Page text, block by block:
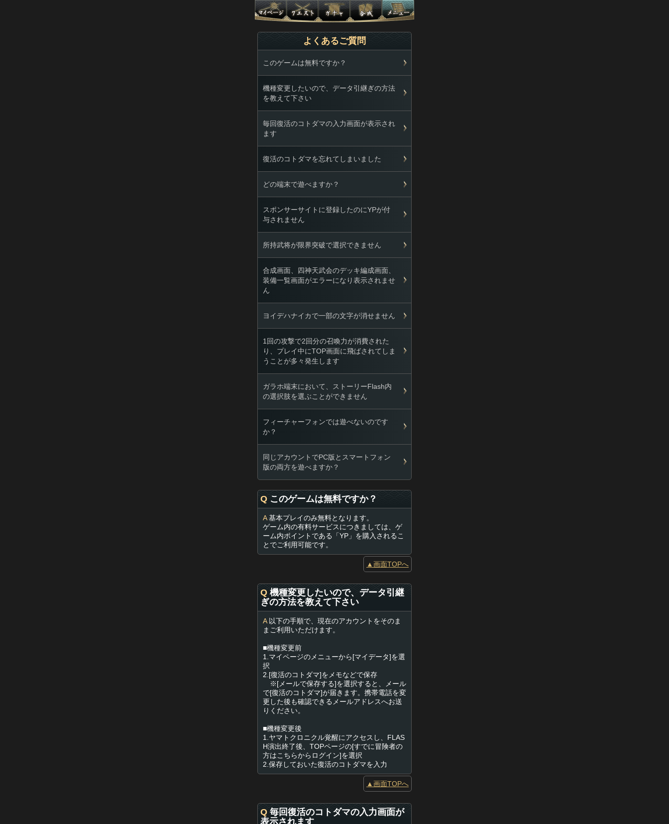
よくあるご質問
このゲームは無料ですか？
機種変更したいので、データ引継ぎの方法
を教えて下さい
毎回復活のコトダマの入力画面が表示され
ます
復活のコトダマを忘れてしまいました
どの端末で遊べますか？
スポンサーサイトに登録したのにYPが付
与されません
所持武将が限界突破で選択できません
合成画面、四神天武会のデッキ編成画面、
装備一覧画面がエラーになり表示されませ
ん
ヨイデハナイカで一部の文字が消せません
1回の攻撃で2回分の召喚力が消費された
り、プレイ中にTOP画面に飛ばされてしま
うことが多々発生します
ガラホ端末において、ストーリーFlash内
の選択肢を選ぶことができません
フィーチャーフォンでは遊べないのです
か？
同じアカウントでPC版とスマートフォン
版の両方を遊べますか？
Q このゲームは無料ですか？
A基本プレイのみ無料となります。
ゲーム内の有料サービスにつきましては、ゲ
ーム内ポイントである「YP」を購入されるこ
とでご利用可能です。
▲画面TOPへ
Q 機種変更したいので、データ引継
ぎの方法を教えて下さい
A以下の手順で、現在のアカウントをそのま
まご利用いただけます。
■機種変更前
1.マイページのメニューから[マイデータ]を選
択
2.[復活のコトダマ]をメモなどで保存
※[メールで保存する]を選択すると、メール
で[復活のコトダマ]が届きます。携帯電話を変
更した後も確認できるメールアドレスへお送
りください。
■機種変更後
1.ヤマトクロニクル覚醒にアクセスし、FLAS
H演出終了後、TOPページの[すでに冒険者の
方はこちらからログイン]を選択
2.保存しておいた復活のコトダマを入力
▲画面TOPへ
Q 毎回復活のコトダマの入力画面が
表示されます